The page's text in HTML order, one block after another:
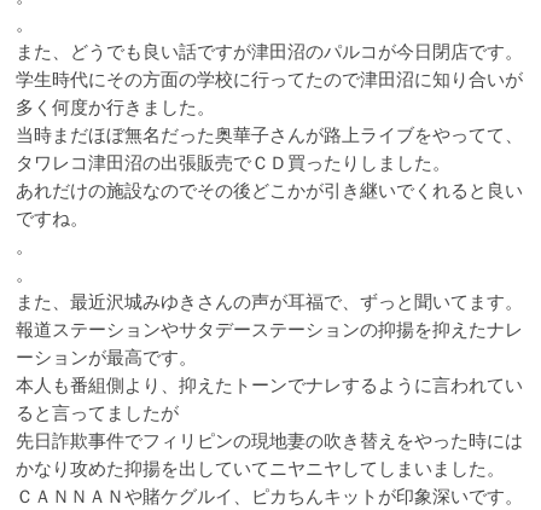
。
また、どうでも良い話ですが津田沼のパルコが今日閉店です。
学生時代にその方面の学校に行ってたので津田沼に知り合いが
多く何度か行きました。
当時まだほぼ無名だった奥華子さんが路上ライブをやってて、
タワレコ津田沼の出張販売でＣＤ買ったりしました。
あれだけの施設なのでその後どこかが引き継いでくれると良い
ですね。
。
。
また、最近沢城みゆきさんの声が耳福で、ずっと聞いてます。
報道ステーションやサタデーステーションの抑揚を抑えたナレ
ーションが最高です。
本人も番組側より、抑えたトーンでナレするように言われてい
ると言ってましたが
先日詐欺事件でフィリピンの現地妻の吹き替えをやった時には
かなり攻めた抑揚を出していてニヤニヤしてしまいました。
ＣＡＮＮＡＮや賭ケグルイ、ピカちんキットが印象深いです。